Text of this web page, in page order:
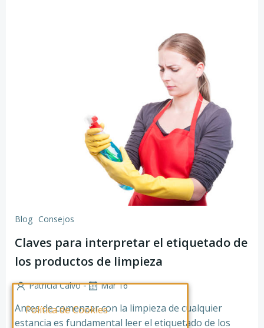
Blog Consejos
Claves para interpretar el etiquetado de
los productos de limpieza
Patricia Calvo - Mar 16
Antes de comenzar con la limpieza de cualquier
estancia es fundamental leer el etiquetado de los
Política de Cookies